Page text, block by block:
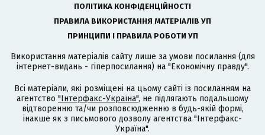
ПОЛІТИКА КОНФІДЕНЦІЙНОСТІ
ПРАВИЛА ВИКОРИСТАННЯ МАТЕРІАЛІВ УП
ПРИНЦИПИ І ПРАВИЛА РОБОТИ УП
Використання матеріалів сайту лише за умови посилання (для
інтернет-видань - гіперпосилання) на "Економічну правду".
Всі матеріали, які розміщені на цьому сайті із посиланням на
агентство "Інтерфакс-Україна", не підлягають подальшому
відтворенню та/чи розповсюдженню в будь-якій формі,
інакше як з письмового дозволу агентства "Інтерфакс-
Україна".